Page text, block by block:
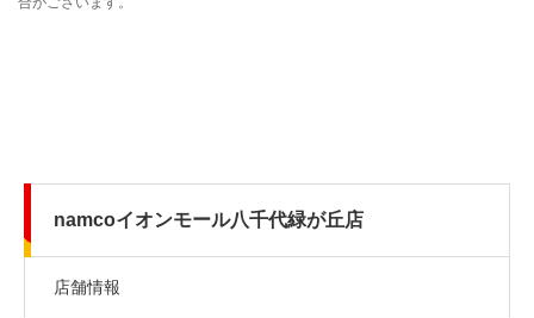
namcoイオンモール八千代緑が丘店
店舗情報